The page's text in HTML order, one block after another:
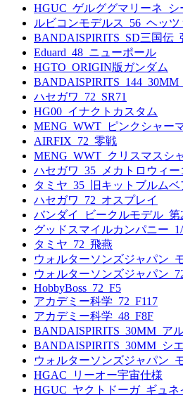
HGUC_ゲルググマリーネ_シ
ルビコンモデルス_56_ヘッツ
BANDAISPIRITS_SD三国伝_
Eduard_48_ニューポール
HGTO_ORIGIN版ガンダム
ハセガワ_72_SR71
HG00_イナクトカスタム
MENG_WWT_ピンクシャー
AIRFIX_72_零戦
MENG_WWT_クリスマスシ
ハセガワ_35_メカトロウィー
タミヤ_35_旧キットブルムベ
ハセガワ_72_オスプレイ
バンダイ_ビークルモデル_第
グッドスマイルカンパニー
タミヤ_72_飛燕
ウォルターソンズジャパン_
ウォルターソンズジャパン
HobbyBoss_72_F5
アカデミー科学_72_F117
アカデミー科学_48_F8F
BANDAISPIRITS_30MM_ア
BANDAISPIRITS_30MM_シ
ウォルターソンズジャパン_
HGAC_リーオー宇宙仕様
HGUC_ヤクトドーガ_ギュネ